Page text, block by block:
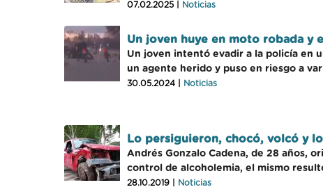
07.02.2025 | Noticias
Un joven huye en moto robada y
Un joven intentó evadir a la policía en
un agente herido y puso en riesgo a
30.05.2024 | Noticias
Lo persiguieron, chocó, volcó y
Andrés Gonzalo Cadena, de 28 años,
control de alcoholemia, el mismo
28.10.2019 | Noticias